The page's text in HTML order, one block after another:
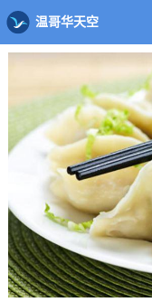
温哥华天空
店铺 饭馆列表